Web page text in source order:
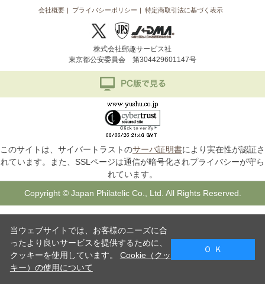
会社概要 プライバシーポリシー 特定商取引法に基づく表示
株式会社郵趣サービス社
東京都公安委員会 第304429601147号
このサイトは、サイバートラストのサーバ証明書により実在性が認証さ
れています。また、SSLページは通信が暗号化されプライバシーが守ら
れています。
Copyright © Japan Philatelic Co., Ltd. All Rights Reserved.
当ウェブサイトでは、お客様のニーズに合
ったより良いサービスを提供するために、
クッキーを使用しています。 Cookie（クッ
キー）の使用について
Ｏ Ｋ